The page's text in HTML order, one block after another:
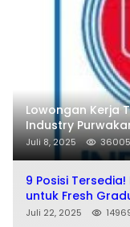
Lowongan Kerja
Industry
Juli 8, 2025 36005
9 Posisi
untuk Fresh
Juli 22, 2025